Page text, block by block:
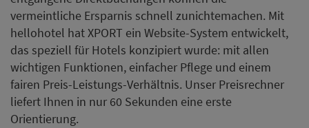
vermeintliche Ersparnis schnell zunichtemachen. Mit
hellohotel hat XPORT ein Website-System entwickelt,
das speziell für Hotels konzipiert wurde: mit allen
wichtigen Funktionen, einfacher Pflege und einem
fairen Preis-Leistungs-Verhältnis. Unser Preisrechner
liefert Ihnen in nur 60 Sekunden eine erste
Orientierung.